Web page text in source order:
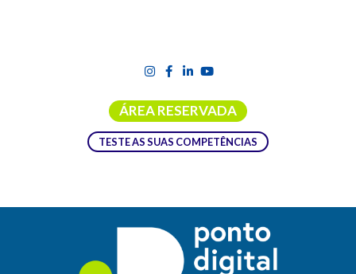
ÁREA RESERVADA
TESTE AS SUAS COMPETÊNCIAS